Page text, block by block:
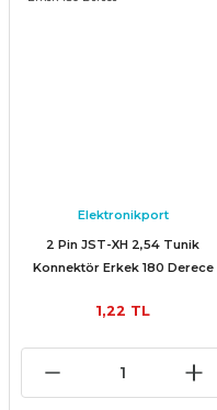
Elektronikport
2 Pin JST-XH 2,54 Tunik
Konnektör Erkek 180 Derece
1,22 TL